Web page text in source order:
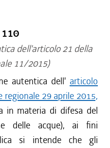
dell'articolo 21 della
11/2015)
autentica dell' articolo
regionale 29 aprile 2015,
in materia di difesa del
delle acque), ai fini
si intende che gli